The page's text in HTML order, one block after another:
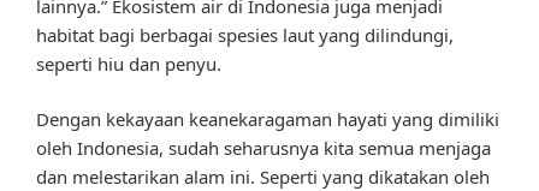
lainnya.” Ekosistem air di Indonesia juga menjadi
habitat bagi berbagai spesies laut yang dilindungi,
seperti hiu dan penyu.
Dengan kekayaan keanekaragaman hayati yang dimiliki
oleh Indonesia, sudah seharusnya kita semua menjaga
dan melestarikan alam ini. Seperti yang dikatakan oleh